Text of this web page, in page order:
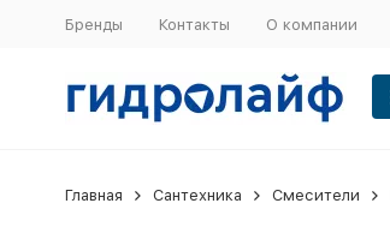
Бренды Контакты О компании
Главная Сантехника Смесители